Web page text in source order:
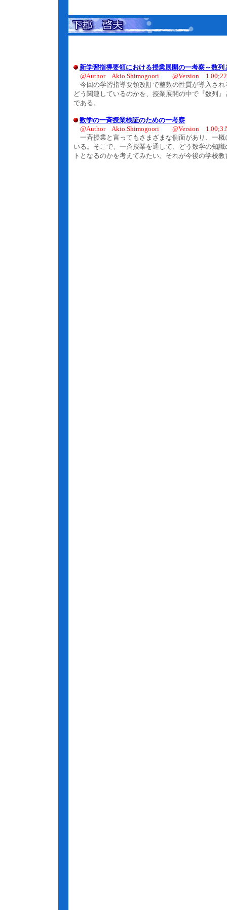
新学習指導要領における授業展開の一考察～数
@Author Akio.Shimogoori @Version
今回の学習指導要領改訂で整数の性質が導入さ
どう関連しているのかを、授業展開の中で『数列
である。
数学の一斉授業検証のための一考察
@Author Akio.Shimogoori @Version
一斉授業と言ってもさまざまな側面があり、一
いる。そこで、一斉授業を通して、どう数学の知
トとなるのかを考えてみたい。それが今後の学校